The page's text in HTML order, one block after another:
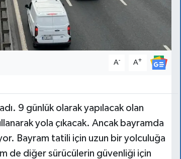
A- A+
9 günlük olarak yapılacak olan
yola çıkacak. Ancak bayramda
Bayram tatili için uzun bir yolculuğa
de diğer sürücülerin güvenliği için